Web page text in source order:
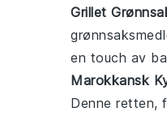
Grillet
en touch av
Marokkansk
Denne retten,